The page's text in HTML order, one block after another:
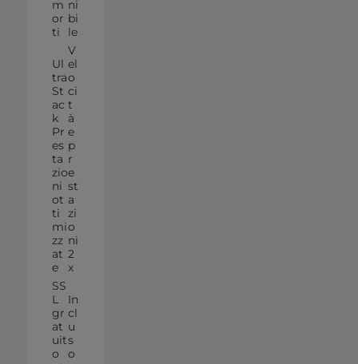
m
or
ti
ni
bi
le
Ul
tra
St
ac
k
Pr
es
ta
zio
ni
ot
ti
mi
zz
at
e
V
el
o
ci
t
à
e
p
r
e
st
a
zi
o
ni
2
x
SS
L
gr
at
uit
o
In
cl
u
s
o